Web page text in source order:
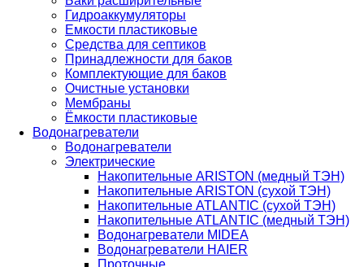
Гидроаккумуляторы
Емкости пластиковые
Средства для септиков
Принадлежности для баков
Комплектующие для баков
Очистные установки
Мембраны
Ёмкости пластиковые
Водонагреватели
Водонагреватели
Электрические
Накопительные ARISTON (медный ТЭН)
Накопительные ARISTON (сухой ТЭН)
Накопительные ATLANTIC (сухой ТЭН)
Накопительные ATLANTIC (медный ТЭН)
Водонагреватели MIDEA
Водонагреватели HAIER